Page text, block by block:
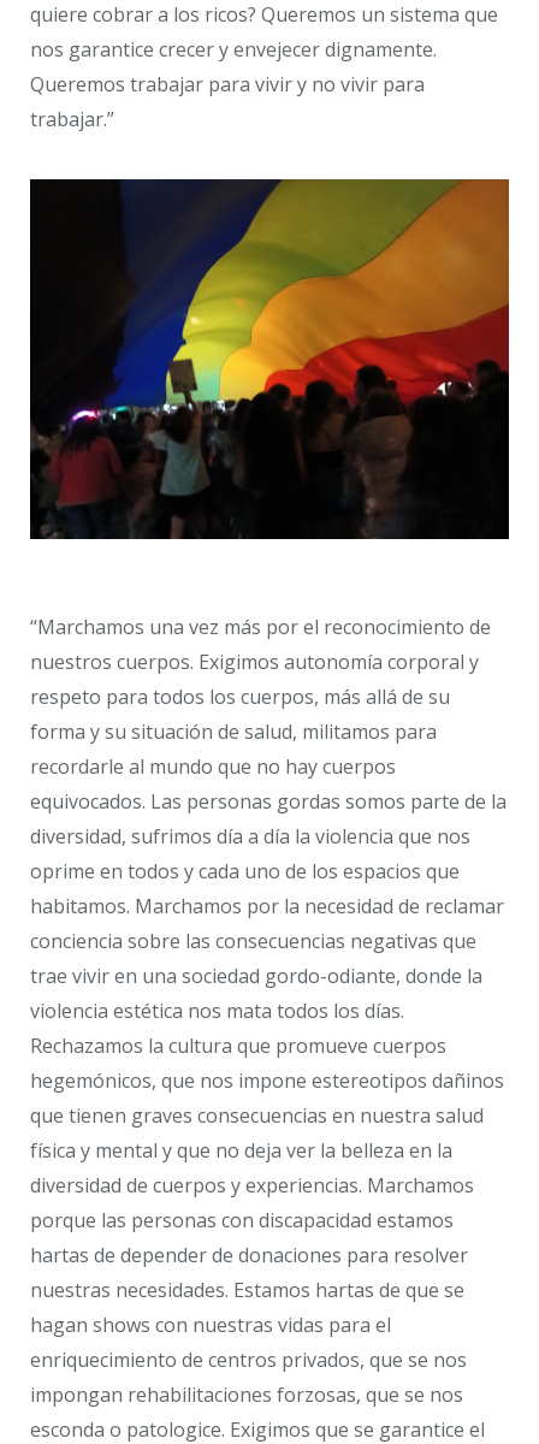
quiere cobrar a los ricos? Queremos un sistema que
nos garantice crecer y envejecer dignamente.
Queremos trabajar para vivir y no vivir para
trabajar.”
“Marchamos una vez más por el reconocimiento de
nuestros cuerpos. Exigimos autonomía corporal y
respeto para todos los cuerpos, más allá de su
forma y su situación de salud, militamos para
recordarle al mundo que no hay cuerpos
equivocados. Las personas gordas somos parte de la
diversidad, sufrimos día a día la violencia que nos
oprime en todos y cada uno de los espacios que
habitamos. Marchamos por la necesidad de reclamar
conciencia sobre las consecuencias negativas que
trae vivir en una sociedad gordo-odiante, donde la
violencia estética nos mata todos los días.
Rechazamos la cultura que promueve cuerpos
hegemónicos, que nos impone estereotipos dañinos
que tienen graves consecuencias en nuestra salud
física y mental y que no deja ver la belleza en la
diversidad de cuerpos y experiencias. Marchamos
porque las personas con discapacidad estamos
hartas de depender de donaciones para resolver
nuestras necesidades. Estamos hartas de que se
hagan shows con nuestras vidas para el
enriquecimiento de centros privados, que se nos
impongan rehabilitaciones forzosas, que se nos
esconda o patologice. Exigimos que se garantice el